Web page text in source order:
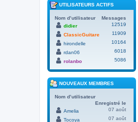
UTILISATEURS ACTIFS
Nom d’utilisateur
Messages
didier
12519
ClassicGuitare
11909
hirondelle
10164
rdan06
6018
rolanbo
5086
NOUVEAUX MEMBRES
Nom d’utilisateur
Enregistré le
Amelia
07 août
Tocoya
07 août